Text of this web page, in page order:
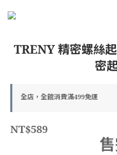
TRENY 精密螺絲
密
全店，全館消費滿499免運
NT$589